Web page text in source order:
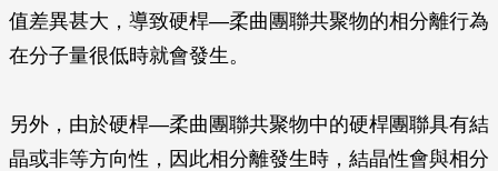
值差異甚大，導致硬桿—柔曲團聯共聚物的相分離行為
在分子量很低時就會發生。
另外，由於硬桿—柔曲團聯共聚物中的硬桿團聯具有結
晶或非等方向性，因此相分離發生時，結晶性會與相分